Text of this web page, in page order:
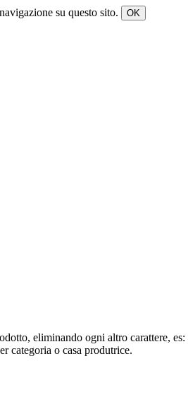
su questo sito.
eliminando ogni altro carattere,
categoria o casa produtrice.